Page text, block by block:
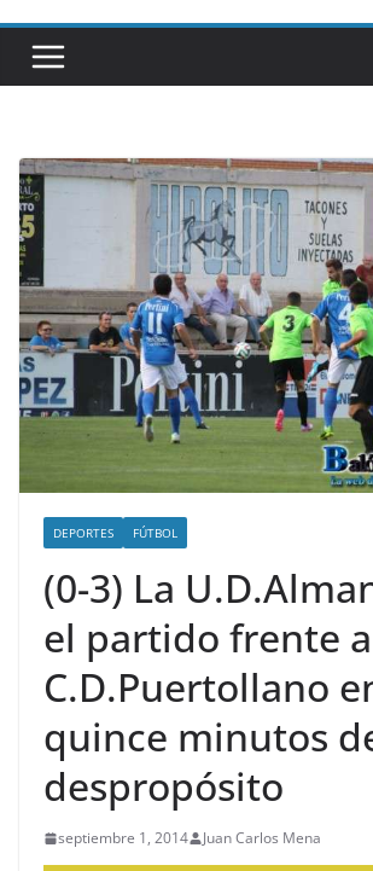
DEPORTES FÚTBOL
(0-3) La
el partido frente
C.D.Puertollano
quince minutos
despropósito
septiembre 1, 2014 Juan Carlos Mena